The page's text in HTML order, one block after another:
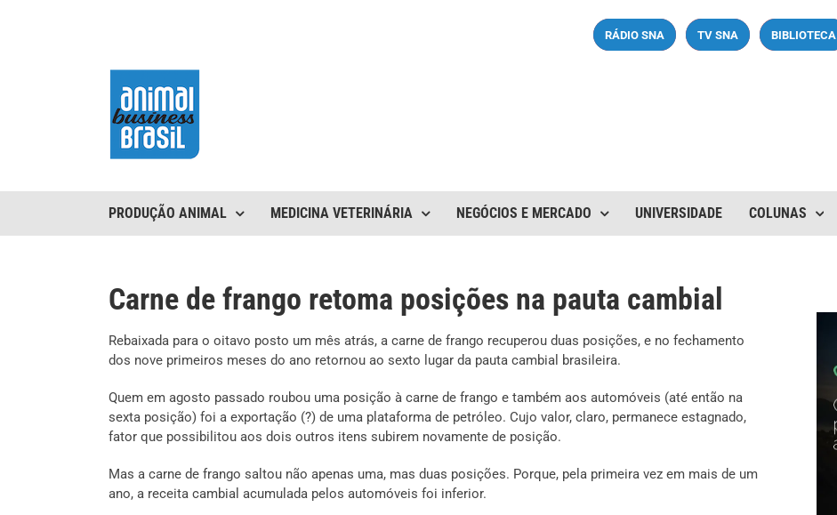
RÁDIO SNA TV SNA BIBLIOTECA
PRODUÇÃO ANIMAL MEDICINA VETERINÁRIA NEGÓCIOS E MERCADO UNIVERSIDADE COLUNAS
Carne de frango retoma posições na pauta cambial
Rebaixada para o oitavo posto um mês atrás, a carne de frango recuperou duas posições, e no fechamento
dos nove primeiros meses do ano retornou ao sexto lugar da pauta cambial brasileira.
Quem em agosto passado roubou uma posição à carne de frango e também aos automóveis (até então na
sexta posição) foi a exportação (?) de uma plataforma de petróleo. Cujo valor, claro, permanece estagnado,
fator que possibilitou aos dois outros itens subirem novamente de posição.
Mas a carne de frango saltou não apenas uma, mas duas posições. Porque, pela primeira vez em mais de um
ano, a receita cambial acumulada pelos automóveis foi inferior.